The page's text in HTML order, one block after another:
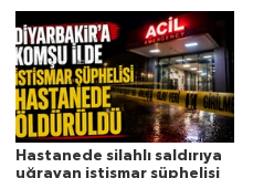
Hastanede silahlı saldırıya
uğrayan istismar şüphelisi